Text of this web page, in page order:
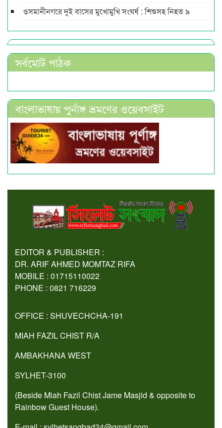
ওসমানীনগরে দুই বাসের মুখোমুখি সংঘর্ষ : শিশুসহ নিহত ৯
সর্বমোট পাঠক
বাংলাভাষায় পুর্নাঙ্গ ভ্রমণের ওয়েবসাইট
EDITOR & PUBLISHER :
DR. ARIF AHMED MOMTAZ RIFA
MOBILE : 01715110022
PHONE : 0821 716229
OFFICE : SHUVECHCHA-191
MIAH FAZIL CHIST R/A
AMBAKHANA WEST
SYLHET-3100
(Beside Miah Fazil Chist Jame Masjid & opposite to
Rainbow Guest House).